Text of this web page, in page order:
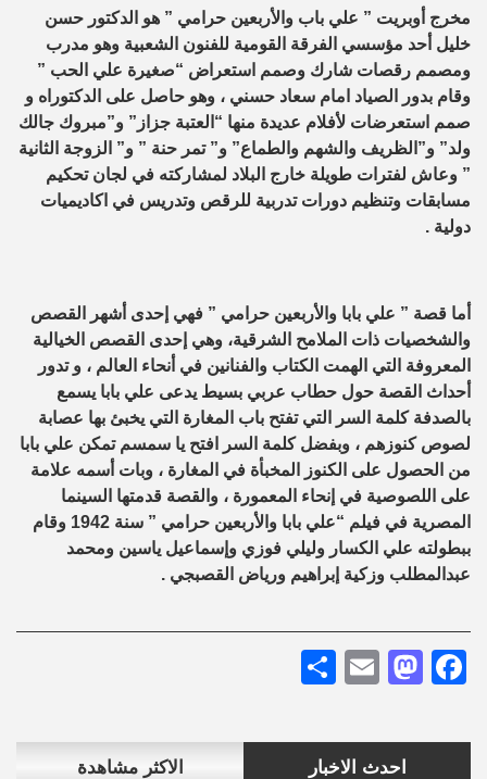
احدث الاخبار الاكثر مشاهدة
مخرج أوبريت ” علي باب والأربعين حرامي ” هو الدكتور حسن
خليل أحد مؤسسي الفرقة القومية للفنون الشعبية وهو مدرب
ومصمم رقصات شارك وصمم استعراض “صغيرة علي الحب ”
وقام بدور الصياد امام سعاد حسني ، وهو حاصل على الدكتوراه و
صمم استعرضات لأفلام عديدة منها “العتبة جزاز” و”مبروك جالك
ولد” و”الظريف والشهم والطماع” و” تمر حنة ” و” الزوجة الثانية
” وعاش لفترات طويلة خارج البلاد لمشاركته في لجان تحكيم
مسابقات وتنظيم دورات تدربية للرقص وتدريس في اكاديميات
دولية .
أما قصة ” علي بابا والأربعين حرامي ” فهي إحدى أشهر القصص
والشخصيات ذات الملامح الشرقية، وهي إحدى القصص الخيالية
المعروفة التي الهمت الكتاب والفنانين في أنحاء العالم ، و تدور
أحداث القصة حول حطاب عربي بسيط يدعى علي بابا يسمع
بالصدفة كلمة السر التي تفتح باب المغارة التي يخبئ بها عصابة
لصوص كنوزهم ، وبفضل كلمة السر افتح يا سمسم تمكن علي بابا
من الحصول على الكنوز المخبأة في المغارة ، وبات أسمه علامة
على اللصوصية في إنحاء المعمورة ، والقصة قدمتها السينما
المصرية في فيلم “علي بابا والأربعين حرامي ” سنة 1942 وقام
ببطولته علي الكسار وليلي فوزي وإسماعيل ياسين ومحمد
عبدالمطلب وزكية إبراهيم ورياض القصبجي .
Facebook
Mastodon
Email